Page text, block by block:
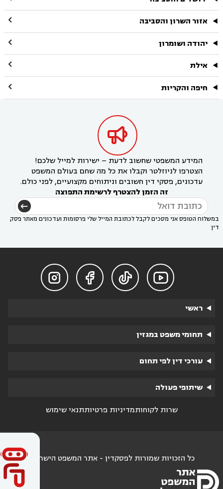
אזור השרון והסביבה 
יהודה ושומרון 
אילת 
חיפה והקריות 

המידע המשפטי שחשוב לדעת – ישירות למייל שלכם!
הצטרפו לניוזלטר וקבלו את כל מה שחם בעולם המשפט
עדכונים, פסקי דין חשובים וניתוחים מקצועיים, לפני כולם.
זה הזמן להצטרף לרשימת התפוצה
במשלוח הטופס אני מסכים לקבל לכתובת המייל שלי פרסומות ועדכונים מאתר פסק
דין




ראשי
תחומי משפט במגזין
עורכי דין לפי תחום
שיתופי פעולה
שרות לקוחותמדיניות פרטיותתנאי שימוש
כל הזכויות שמורות לפסקדין - אתר המשפט הישראלי